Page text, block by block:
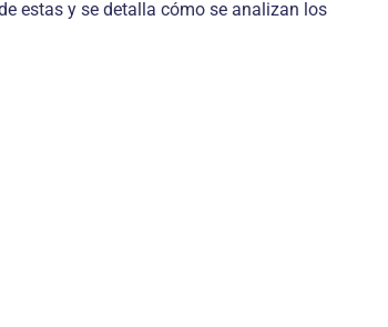
estas y se detalla cómo se analizan los